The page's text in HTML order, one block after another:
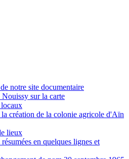
notre site documentaire
sur la carte
création de la colonie agricole d'Aïn
lieux
en quelques lignes et